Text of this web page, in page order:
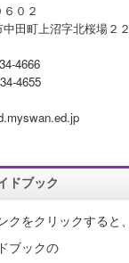
０２
田町上沼字北桜場２２
4666
4655
ドブック
クをクリックすると、
ブックの